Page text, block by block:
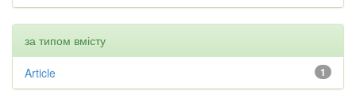
за типом вмісту
1
Article